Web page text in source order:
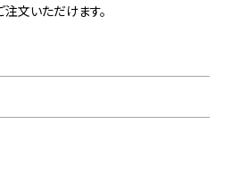
文いただけます。